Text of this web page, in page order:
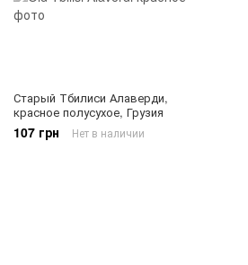
Старый Тбилиси Алаверди,
красное полусухое, Грузия
107 грн Нет в наличии